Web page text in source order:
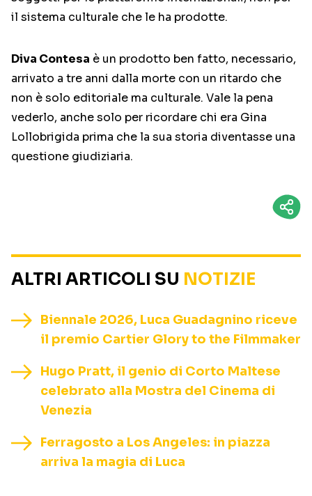
il sistema culturale che le ha prodotte.
Diva Contesa è un prodotto ben fatto, necessario,
arrivato a tre anni dalla morte con un ritardo che
non è solo editoriale ma culturale. Vale la pena
vederlo, anche solo per ricordare chi era Gina
Lollobrigida prima che la sua storia diventasse una
questione giudiziaria.
ALTRI ARTICOLI SU NOTIZIE
Biennale 2026, Luca Guadagnino riceve
il premio Cartier Glory to the Filmmaker
Hugo Pratt, il genio di Corto Maltese
celebrato alla Mostra del Cinema di
Venezia
Ferragosto a Los Angeles: in piazza
arriva la magia di Luca